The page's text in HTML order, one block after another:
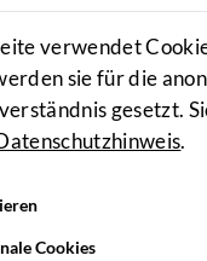
verwendet
sie für die
gesetzt.
.
Cookies in